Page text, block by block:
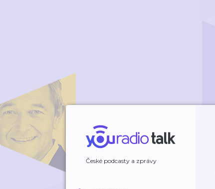
České podcasty a zprávy